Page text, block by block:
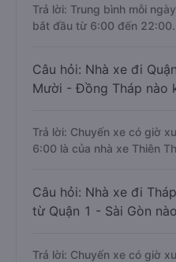
Trả lời: Trung bình mỗi
bắt đầu từ 6:00 đến 22:00.
Câu hỏi: Nhà xe đi
Mười - Đồng Tháp nào
Trả lời: Chuyến xe có giờ
6:00 là của nhà xe Thiên
Câu hỏi: Nhà xe đi
từ Quận 1 - Sài Gòn
Trả lời: Chuyến xe có giờ